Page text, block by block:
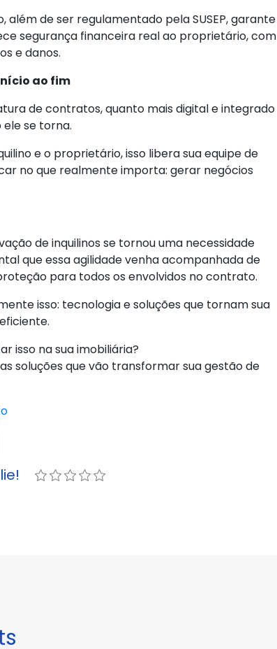
além de ser regulamentado pela SUSEP, garante
segurança financeira real ao proprietário, com
e danos.
ao fim
de contratos, quanto mais digital e integrado
se torna.
e o proprietário, isso libera sua equipe de
no que realmente importa: gerar negócios
de inquilinos se tornou uma necessidade
que essa agilidade venha acompanhada de
para todos os envolvidos no contrato.
isso: tecnologia e soluções que tornam sua
isso na sua imobiliária?
soluções que vão transformar sua gestão de